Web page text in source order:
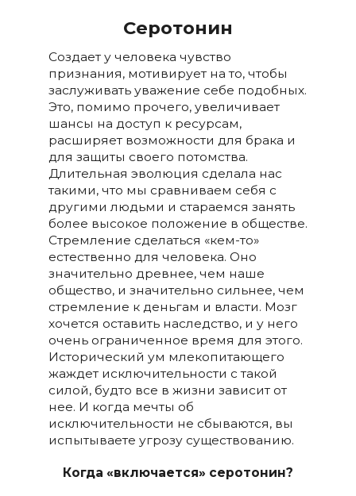
Серотонин
Создает у человека чувство
признания, мотивирует на то, чтобы
заслуживать уважение себе подобных.
Это, помимо прочего, увеличивает
шансы на доступ к ресурсам,
расширяет возможности для брака и
для защиты своего потомства.
Длительная эволюция сделала нас
такими, что мы сравниваем себя с
другими людьми и стараемся занять
более высокое положение в обществе.
Стремление сделаться «кем-то»
естественно для человека. Оно
значительно древнее, чем наше
общество, и значительно сильнее, чем
стремление к деньгам и власти. Мозг
хочется оставить наследство, и у него
очень ограниченное время для этого.
Исторический ум млекопитающего
жаждет исключительности с такой
силой, будто все в жизни зависит от
нее. И когда мечты об
исключительности не сбываются, вы
испытываете угрозу существованию.
Когда «включается» серотонин?